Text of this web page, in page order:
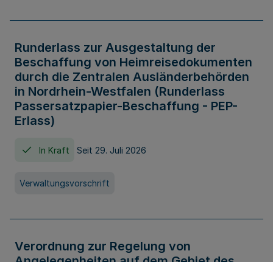
Runderlass zur Ausgestaltung der
Beschaffung von Heimreisedokumenten
durch die Zentralen Ausländerbehörden
in Nordrhein-Westfalen (Runderlass
Passersatzpapier-Beschaffung - PEP-
Erlass)
In Kraft Seit 29. Juli 2026
Verwaltungsvorschrift
Verordnung zur Regelung von